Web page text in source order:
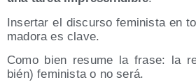
Inser­tar el dis­cur­so femi­nis­ta en
ma­do­ra es clave.
Como bien resu­me la fra­se: la
bién) femi­nis­ta o no será.